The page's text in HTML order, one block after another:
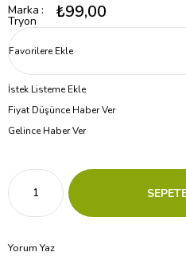
Marka :
Tryon ₺99,00
Favorilere Ekle
İstek Listeme Ekle
Fiyat Düşünce Haber Ver
Gelince Haber Ver
Yorum Yaz